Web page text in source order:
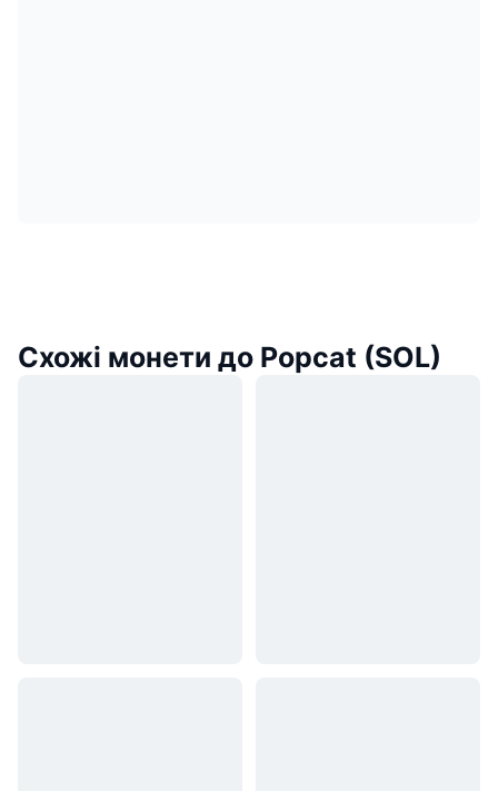
Схожі монети до Popcat (SOL)